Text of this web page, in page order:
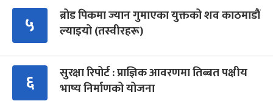
५
ब्रोड पिकमा ज्यान गुमाएका युक्तको शव काठमाडौं
ल्याइयो (तस्वीरहरू)
६
सुरक्षा रिपोर्ट : प्राज्ञिक आवरणमा तिब्बत पक्षीय
भाष्य निर्माणको योजना